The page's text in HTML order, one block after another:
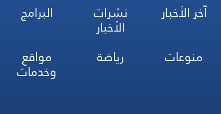
آخر الأخبار نشرات
الأخبار
البرامج
منوعات
رياضة مواقع
وخدمات